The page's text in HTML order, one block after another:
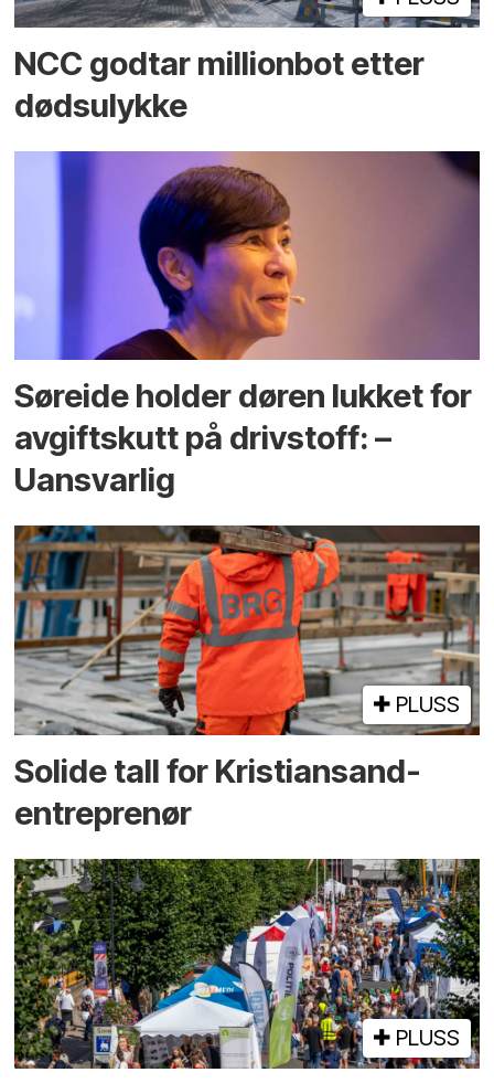
NCC godtar millionbot etter
dødsulykke
Søreide holder døren lukket for
avgiftskutt på drivstoff: –
Uansvarlig
PLUSS
Solide tall for Kristiansand-
entreprenør
PLUSS